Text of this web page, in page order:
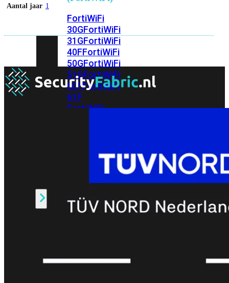
FortiWiFi
30GFortiWiFi
31GFortiWiFi
40FFortiWiFi
50GFortiWiFi
51GFortiWiFi
60FFortiWiFi
61F
FortiWiFi
Alle
FortiCare
Aantal jaar 1